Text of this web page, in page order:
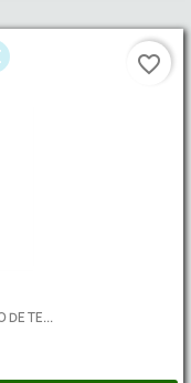
DE TE...
favorite_border